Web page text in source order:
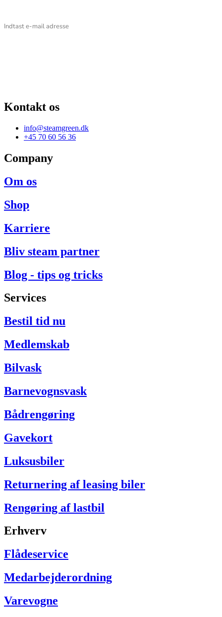
Kontakt os
info@steamgreen.dk
+45 70 60 56 36
Company
Om os
Shop
Karriere
Bliv steam partner
Blog - tips og tricks
Services
Bestil tid nu
Medlemskab
Bilvask
Barnevognsvask
Bådrengøring
Gavekort
Luksusbiler
Returnering af leasing biler
Rengøring af lastbil
Erhverv
Flådeservice
Medarbejderordning
Varevogne